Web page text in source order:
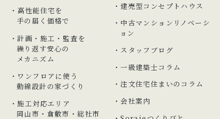
高性能住宅を
手の届く価格で
計画・施工・監査を
繰り返す安心の
メカニズム
ワンフロアに使う
動線設計の家づくり
施工対応エリア
岡山市 ・ 倉敷市 ・総社市
建売型コンセプトハウス
中古マンションリノベーシ
ョン
スタッフブログ
一級建築士コラム
注文住宅住まいのコラム
会社案内